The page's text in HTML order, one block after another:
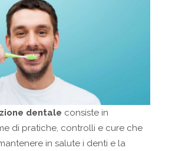
dentale consiste in
di pratiche, controlli e cure che
in salute i denti e la